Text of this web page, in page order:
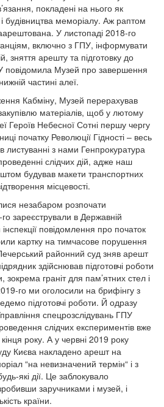
покладені на нього як
будівництва меморіалу. Аж раптом
У листопаді 2018-го
включно з ГПУ, інформувати
зняття арешту та підготовку до
повідомила Музей про завершення
частині алеї.
Кабміну, Музей перерахував
матеріалів, щоб у лютому
Героїв Небесної Сотні першу чергу
початку Революції Гідності – весь
з нами Генпрокуратура
слідчих дій, адже наш
будував макети транспортних
місцевості.
незабаром розпочати
зареєстрували в Державній
інспекції повідомлення про початок
картку на тимчасове порушення
районний суд зняв арешт
здійснював підготовчі роботи
зокрема граніт для пам’ятних стел і
го ми оголосили на брифінгу з
підготовчі роботи. Й одразу
спецрозслідувань ГПУ
слідчих експериментів вже
року. А у червні 2019 року
Києва накладено арешт на
“на невизначений термін“ і з
які дії. Це заблокувало
заручниками і музей, і
країни.